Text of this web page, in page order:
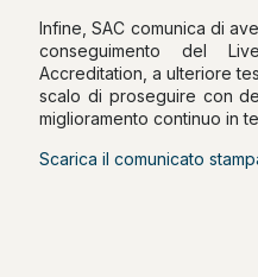
Infine, SAC comunica di
conseguimento del
Accreditation, a ulteriore
scalo di proseguire con
miglioramento continuo in
Scarica il comunicato